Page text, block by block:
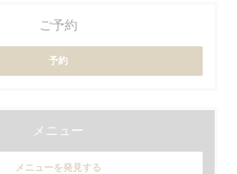
ご予約
予約
メニュー
メニューを発見する